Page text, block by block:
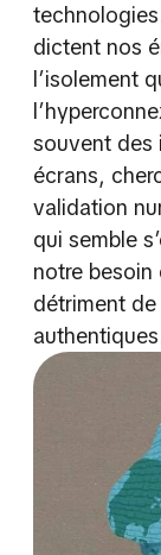
dictent nos
l’isolement
souvent des
écrans,
validation
qui semble
notre
détriment